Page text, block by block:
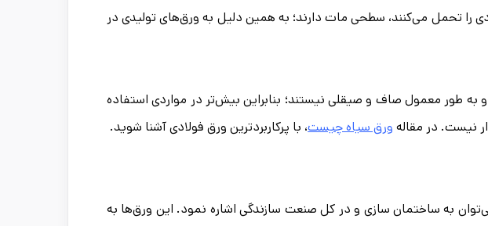
را تحمل می‌کنند، سطحی مات دارند؛ به همین دلیل به ورق‌های تولیدی در
به طور معمول صاف و صیقلی نیستند؛ بنابراین بیش‌تر در مواردی استفاده
نیست. در مقاله ورق سیاه چیست، با پرکاربردترین ورق فولادی آشنا شوید.
به ساختمان سازی و در کل صنعت سازندگی اشاره نمود. این ورق‌ها به